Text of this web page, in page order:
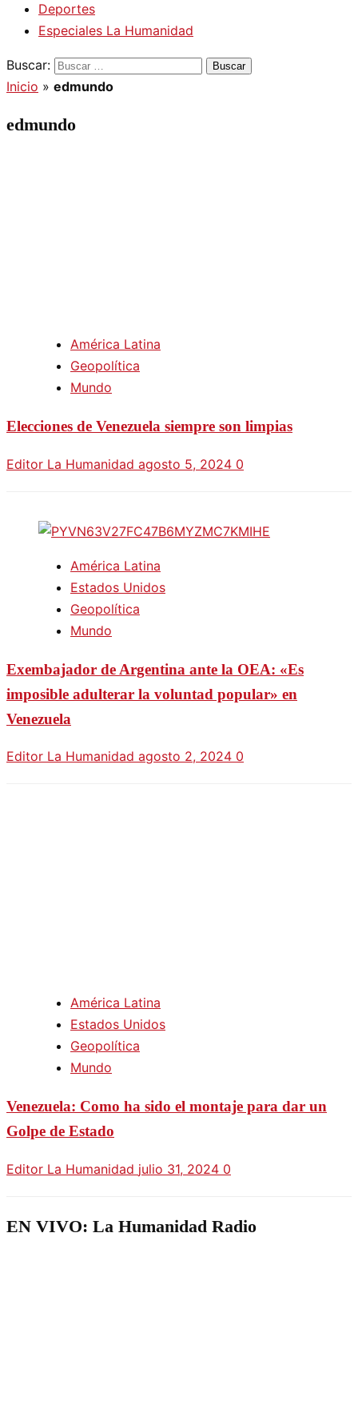
Deportes
Especiales La Humanidad
Buscar:
Inicio » edmundo
edmundo
América Latina
Geopolítica
Mundo
Elecciones de Venezuela siempre son limpias
Editor La Humanidad agosto 5, 2024 0
América Latina
Estados Unidos
Geopolítica
Mundo
Exembajador de Argentina ante la OEA: «Es
imposible adulterar la voluntad popular» en
Venezuela
Editor La Humanidad agosto 2, 2024 0
América Latina
Estados Unidos
Geopolítica
Mundo
Venezuela: Como ha sido el montaje para dar un
Golpe de Estado
Editor La Humanidad julio 31, 2024 0
EN VIVO: La Humanidad Radio